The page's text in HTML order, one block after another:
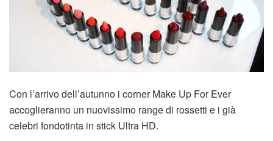
Con l’arrivo dell’autunno i corner Make Up For Ever
accoglieranno un nuovissimo range di rossetti e i già
celebri fondotinta in stick Ultra HD.